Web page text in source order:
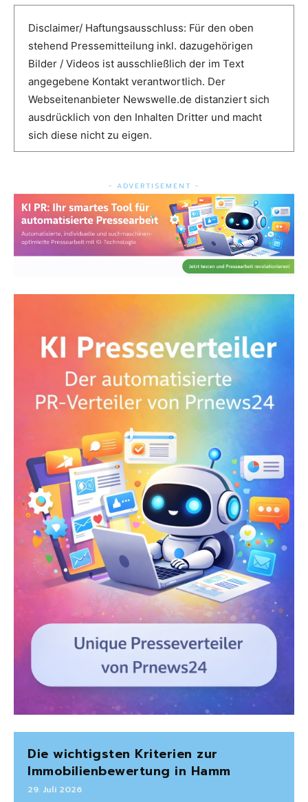
Disclaimer/ Haftungsausschluss: Für den oben
stehend Pressemitteilung inkl. dazugehörigen
Bilder / Videos ist ausschließlich der im Text
angegebene Kontakt verantwortlich. Der
Webseitenanbieter Newswelle.de distanziert sich
ausdrücklich von den Inhalten Dritter und macht
sich diese nicht zu eigen.
- ADVERTISEMENT -
Die wichtigsten Kriterien zur
Immobilienbewertung in Hamm
29. Juli 2026